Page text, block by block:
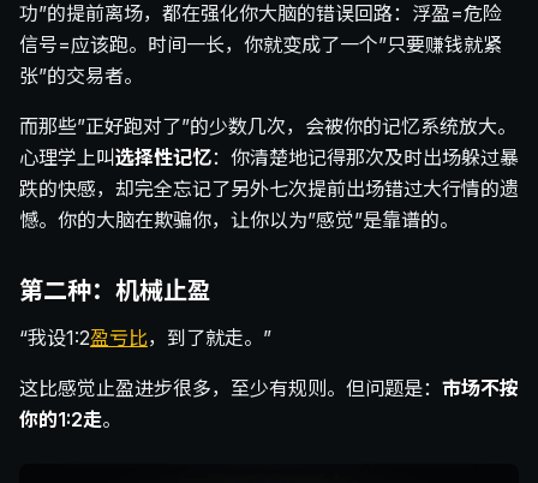
功”的提前离场，都在强化你大脑的错误回路：浮盈=危险
信号=应该跑。时间一长，你就变成了一个”只要赚钱就紧
张”的交易者。
而那些”正好跑对了”的少数几次，会被你的记忆系统放大。
心理学上叫选择性记忆：你清楚地记得那次及时出场躲过暴
跌的快感，却完全忘记了另外七次提前出场错过大行情的遗
憾。你的大脑在欺骗你，让你以为”感觉”是靠谱的。
第二种：机械止盈
“我设1:2盈亏比，到了就走。”
这比感觉止盈进步很多，至少有规则。但问题是： 市场不按
你的1:2走。